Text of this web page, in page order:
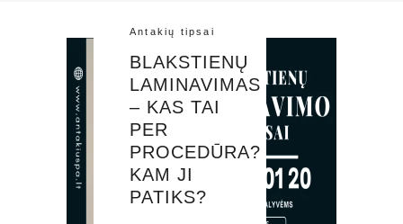
Antakių tipsai
BLAKSTIENŲ
LAMINAVIMAS
– KAS TAI
PER
PROCEDŪRA?
KAM JI
PATIKS?